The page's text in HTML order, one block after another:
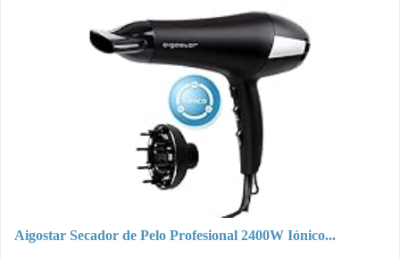
Aigostar Secador de Pelo Profesional 2400W Iónico...